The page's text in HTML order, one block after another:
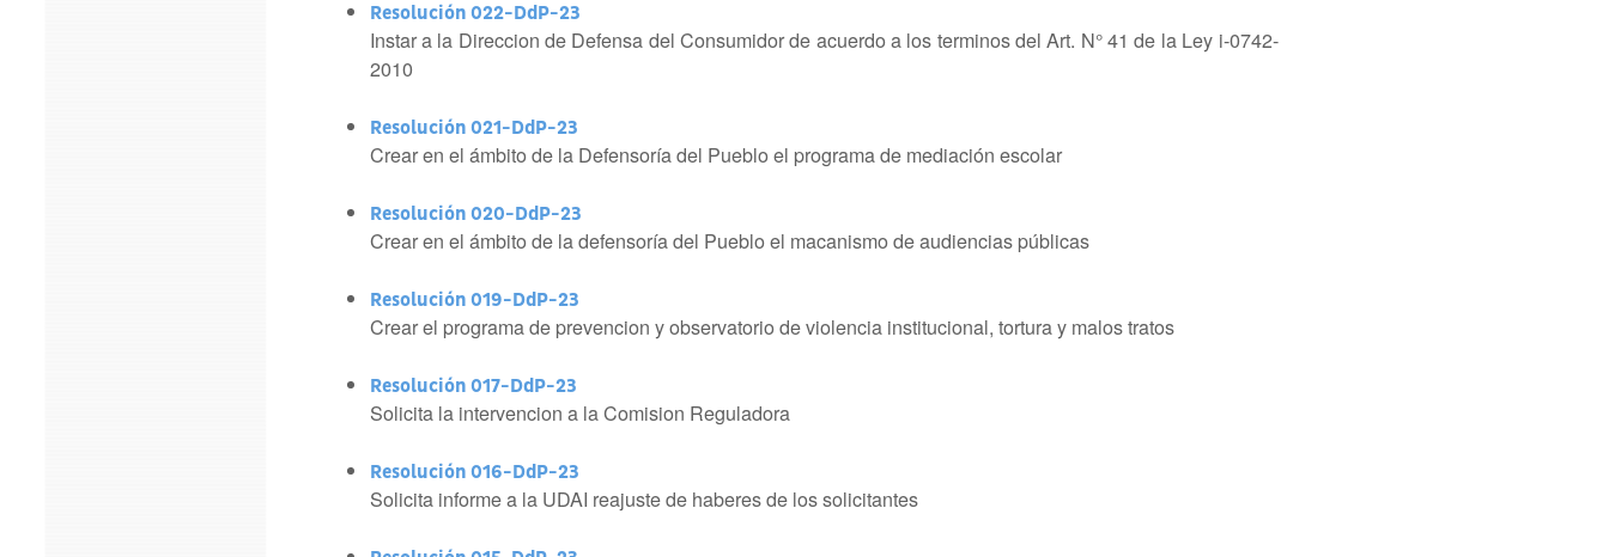
Resolución 022-DdP-23
Instar a la Direccion de Defensa del Consumidor de acuerdo a los terminos del Art. N° 41 de la Ley i-0742-
2010
Resolución 021-DdP-23
Crear en el ámbito de la Defensoría del Pueblo el programa de mediación escolar
Resolución 020-DdP-23
Crear en el ámbito de la defensoría del Pueblo el macanismo de audiencias públicas
Resolución 019-DdP-23
Crear el programa de prevencion y observatorio de violencia institucional, tortura y malos tratos
Resolución 017-DdP-23
Solicita la intervencion a la Comision Reguladora
Resolución 016-DdP-23
Solicita informe a la UDAI reajuste de haberes de los solicitantes